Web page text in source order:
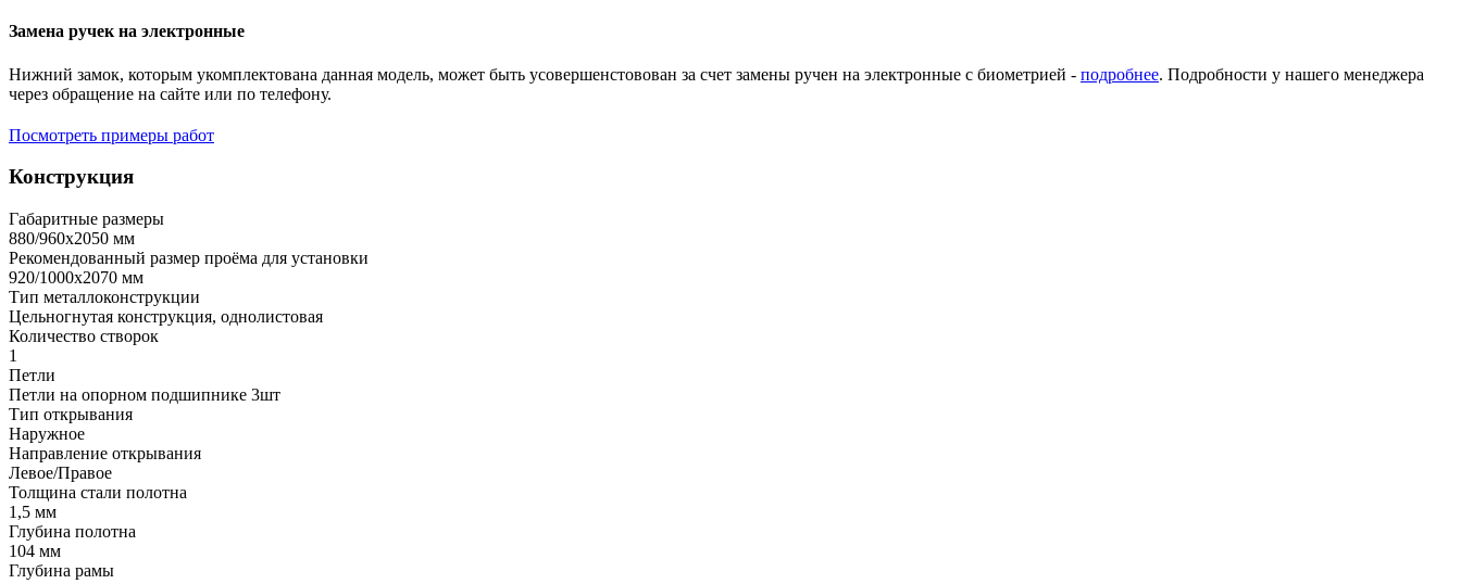
Замена ручек на электронные
Нижний замок, которым укомплектована данная модель, может быть усовершенстовован за счет замены ручен на электронные с биометрией - подробнее. Подробности у нашего менеджера
через обращение на сайте или по телефону.
Посмотреть примеры работ
Конструкция
Габаритные размеры
880/960х2050 мм
Рекомендованный размер проёма для установки
920/1000х2070 мм
Тип металлоконструкции
Цельногнутая конструкция, однолистовая
Количество створок
1
Петли
Петли на опорном подшипнике 3шт
Тип открывания
Наружное
Направление открывания
Левое/Правое
Толщина стали полотна
1,5 мм
Глубина полотна
104 мм
Глубина рамы